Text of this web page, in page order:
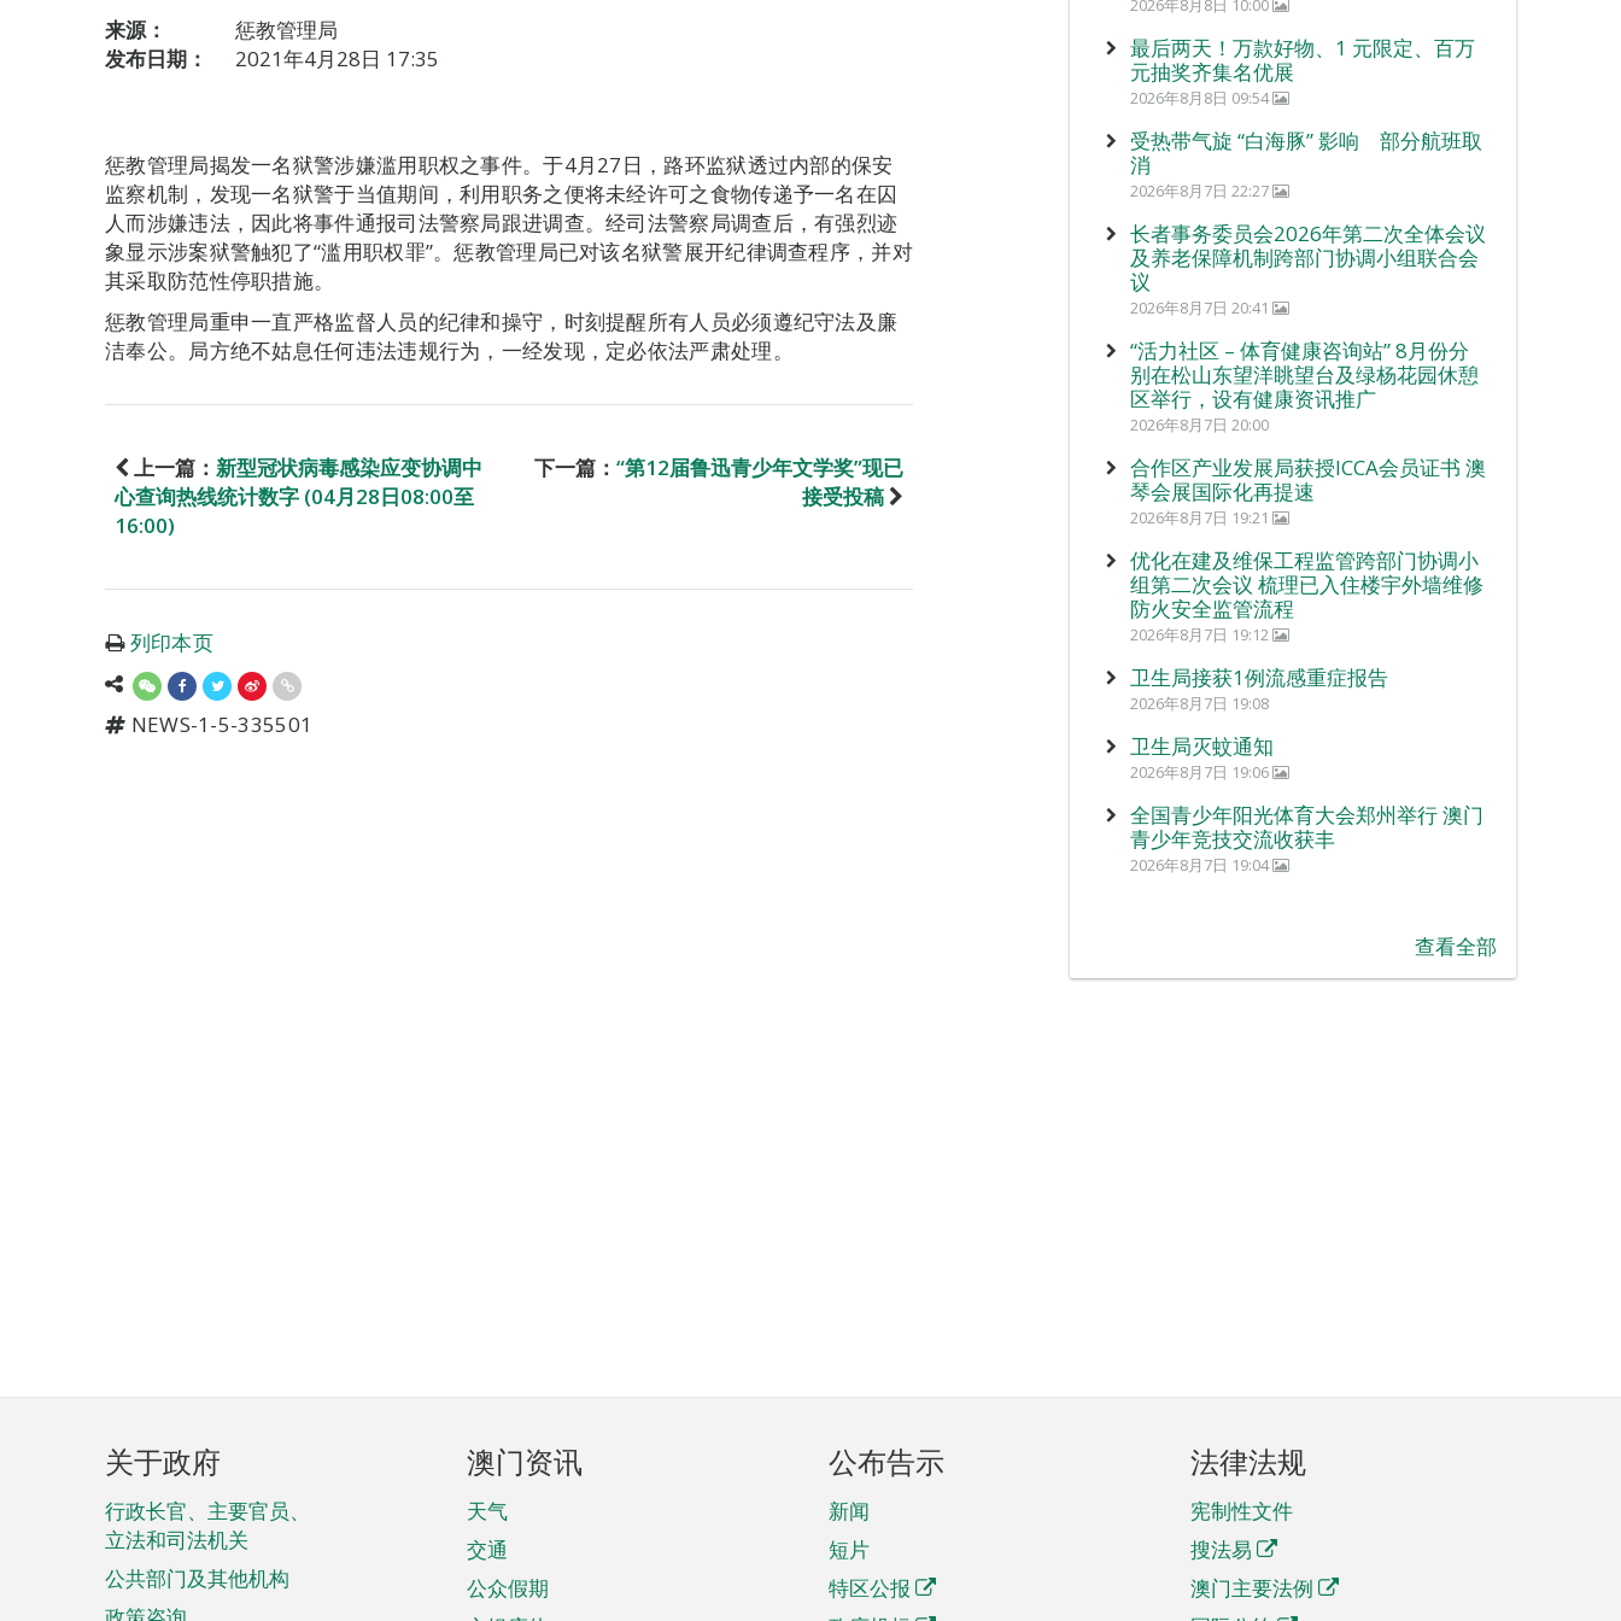
来源：
惩教管理局
发布日期：
2021年4月28日 17:35
惩教管理局揭发一名狱警涉嫌滥用职权之事件。于4月27日，路环监狱透过内部的保安
监察机制，发现一名狱警于当值期间，利用职务之便将未经许可之食物传递予一名在囚
人而涉嫌违法，因此将事件通报司法警察局跟进调查。经司法警察局调查后，有强烈迹
象显示涉案狱警触犯了“滥用职权罪”。惩教管理局已对该名狱警展开纪律调查程序，并对
其采取防范性停职措施。
惩教管理局重申一直严格监督人员的纪律和操守，时刻提醒所有人员必须遵纪守法及廉
洁奉公。局方绝不姑息任何违法违规行为，一经发现，定必依法严肃处理。
上一篇： 新型冠状病毒感染应变协调中
心查询热线统计数字 (04月28日08:00至
16:00)
下一篇： “第12届鲁迅青少年文学奖”现已
接受投稿
列印本页
NEWS-1-5-335501
2026年8月8日 10:00
最后两天！万款好物、1 元限定、百万
元抽奖齐集名优展
2026年8月8日 09:54
受热带气旋 “白海豚” 影响 部分航班取
消
2026年8月7日 22:27
长者事务委员会2026年第二次全体会议
及养老保障机制跨部门协调小组联合会
议
2026年8月7日 20:41
“活力社区 – 体育健康咨询站” 8月份分
别在松山东望洋眺望台及绿杨花园休憩
区举行，设有健康资讯推广
2026年8月7日 20:00
合作区产业发展局获授ICCA会员证书 澳
琴会展国际化再提速
2026年8月7日 19:21
优化在建及维保工程监管跨部门协调小
组第二次会议 梳理已入住楼宇外墙维修
防火安全监管流程
2026年8月7日 19:12
卫生局接获1例流感重症报告
2026年8月7日 19:08
卫生局灭蚊通知
2026年8月7日 19:06
全国青少年阳光体育大会郑州举行 澳门
青少年竞技交流收获丰
2026年8月7日 19:04
查看全部
页
脚
菜
单
关于政府
行政长官、主要官员、
立法和司法机关
公共部门及其他机构
澳门资讯
天气
交通
公众假期
公布告示
新闻
短片
特区公报
法律法规
宪制性文件
搜法易
澳门主要法例